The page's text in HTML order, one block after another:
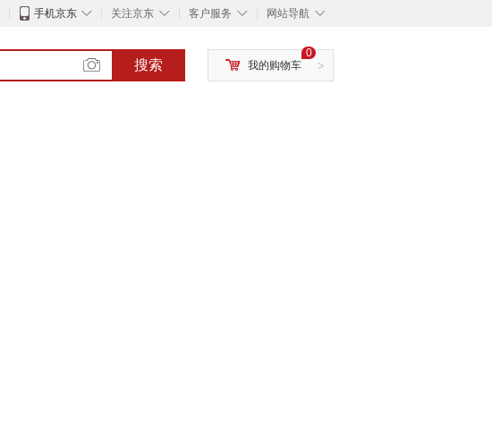
◇
手机京东 ◇
关注京东 ◇
客户服务 ◇
网站导航
搜索 >
0
我的购物车